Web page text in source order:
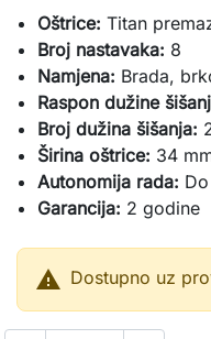
Oštrice: Titan
Broj nastavaka: 8
Namjena: Brada,
Raspon dužine
Broj dužina šišanja:
Širina oštrice: 34
Autonomija rada:
Garancija: 2 godine
 Dostupno uz